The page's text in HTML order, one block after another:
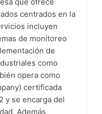
centrados en la
incluyen
de monitoreo
de
como
opera como
certificada
y se encarga del
Además,